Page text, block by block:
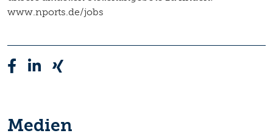
www.nports.de/jobs
Medien